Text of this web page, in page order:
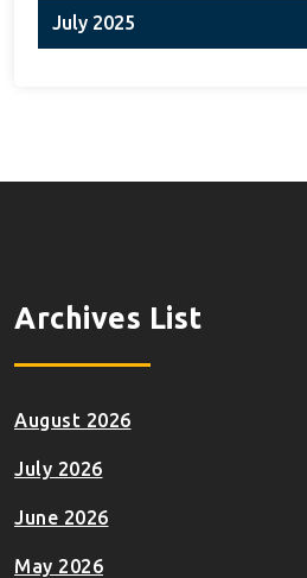
July 2025
Archives List
August 2026
July 2026
June 2026
May 2026